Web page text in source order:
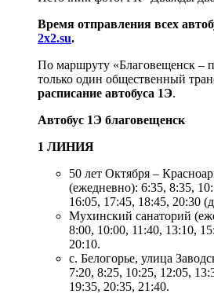
Время отправления всех
2x2.su.
По маршруту «Благовещенск –
только один общественный
расписание автобуса 1Э.
Автобус 1Э благовещенск
1 ЛИНИЯ
50 лет Октября –
(ежедневно): 6:35, 8:35,
16:05, 17:45, 18:45, 20:30
Мухинский санаторий
8:00, 10:00, 11:40, 13:10,
20:10.
с. Белогорье, улица
7:20, 8:25, 10:25, 12:05,
19:35, 20:35, 21:40.